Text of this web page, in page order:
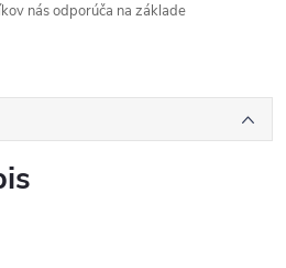
nás odporúča na základe